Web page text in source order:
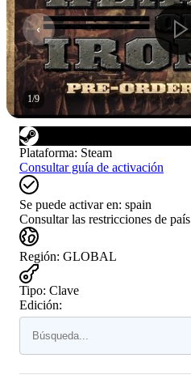
1/9
Plataforma: Steam
Consultar guía de activación
Se puede activar en: spain
Consultar las restricciones de país
Región: GLOBAL
Tipo: Clave
Edición: